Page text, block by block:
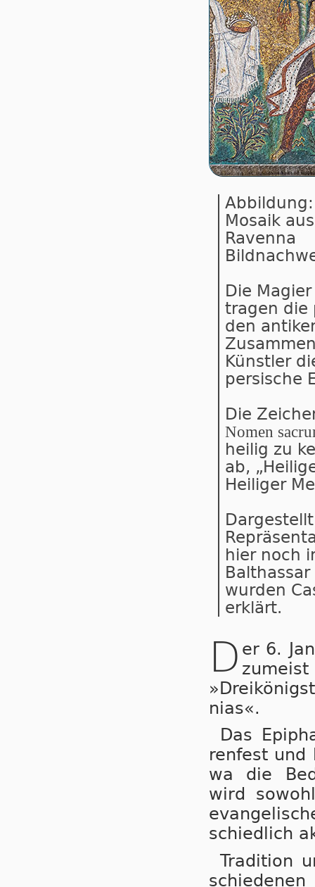
Mosaik
Ravenna
Die
tragen die
den
Künstler
persische
Die
Nomen
heilig zu
ab,
Heiliger
hier noch
wurden
erklärt.
D er 6.
nias«.
Das
renfest und
wa die Be
wird so
evange li
schied lich
Tradition